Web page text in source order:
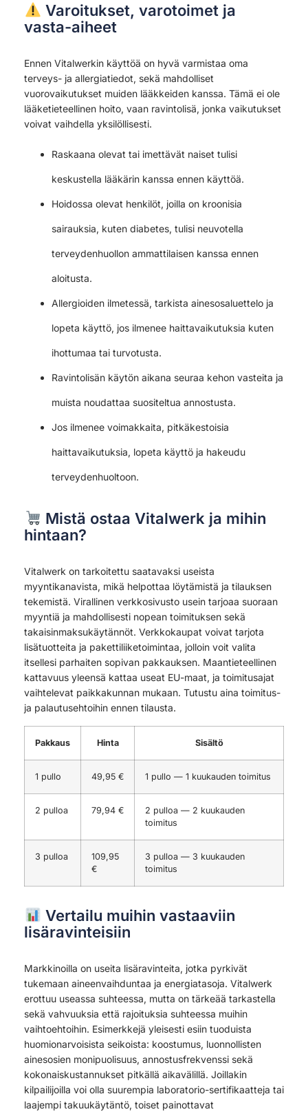
Varoitukset, varotoimet ja
vasta-aiheet
Ennen Vitalwerkin käyttöä on hyvä varmistaa oma
terveys- ja allergiatiedot, sekä mahdolliset
vuorovaikutukset muiden lääkkeiden kanssa. Tämä ei ole
lääketieteellinen hoito, vaan ravintolisä, jonka vaikutukset
voivat vaihdella yksilöllisesti.
Raskaana olevat tai imettävät naiset tulisi
keskustella lääkärin kanssa ennen käyttöä.
Hoidossa olevat henkilöt, joilla on kroonisia
sairauksia, kuten diabetes, tulisi neuvotella
terveydenhuollon ammattilaisen kanssa ennen
aloitusta.
Allergioiden ilmetessä, tarkista ainesosaluettelo ja
lopeta käyttö, jos ilmenee haittavaikutuksia kuten
ihottumaa tai turvotusta.
Ravintolisän käytön aikana seuraa kehon vasteita ja
muista noudattaa suositeltua annostusta.
Jos ilmenee voimakkaita, pitkäkestoisia
haittavaikutuksia, lopeta käyttö ja hakeudu
terveydenhuoltoon.
Mistä ostaa Vitalwerk ja mihin
hintaan?
Vitalwerk on tarkoitettu saatavaksi useista
myyntikanavista, mikä helpottaa löytämistä ja tilauksen
tekemistä. Virallinen verkkosivusto usein tarjoaa suoraan
myyntiä ja mahdollisesti nopean toimituksen sekä
takaisinmaksukäytännöt. Verkkokaupat voivat tarjota
lisätuotteita ja pakettiliiketoimintaa, jolloin voit valita
itsellesi parhaiten sopivan pakkauksen. Maantieteellinen
kattavuus yleensä kattaa useat EU-maat, ja toimitusajat
vaihtelevat paikkakunnan mukaan. Tutustu aina toimitus-
ja palautusehtoihin ennen tilausta.
Pakkaus Hinta Sisältö
1 pullo 49,95 € 1 pullo — 1 kuukauden toimitus
2 pulloa 79,94 €
2 pulloa — 2 kuukauden
toimitus
3 pulloa
109,95
€
3 pulloa — 3 kuukauden
toimitus
Vertailu muihin vastaaviin
lisäravinteisiin
Markkinoilla on useita lisäravinteita, jotka pyrkivät
tukemaan aineenvaihduntaa ja energiatasoja. Vitalwerk
erottuu useassa suhteessa, mutta on tärkeää tarkastella
sekä vahvuuksia että rajoituksia suhteessa muihin
vaihtoehtoihin. Esimerkkejä yleisesti esiin tuoduista
huomionarvoisista seikoista: koostumus, luonnollisten
ainesosien monipuolisuus, annostusfrekvenssi sekä
kokonaiskustannukset pitkällä aikavälillä. Joillakin
kilpailijoilla voi olla suurempia laboratorio-sertifikaatteja tai
laajempi takuukäytäntö, toiset painottavat